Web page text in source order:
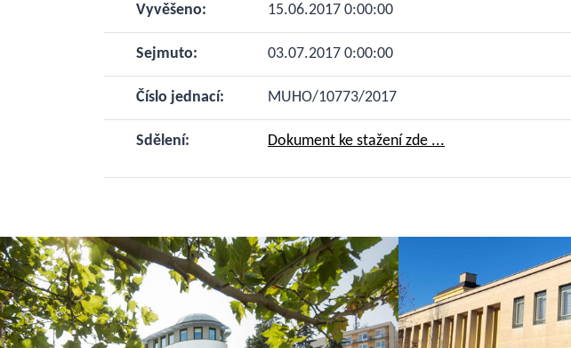
Vyvěšeno: 15.06.2017 0:00:00
Sejmuto: 03.07.2017 0:00:00
Číslo jednací: MUHO/10773/2017
Sdělení: Dokument ke stažení zde ...